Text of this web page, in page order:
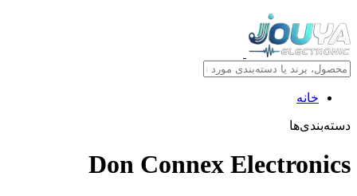
خانه
دسته‌بندی‌ها
Don Connex Electronics